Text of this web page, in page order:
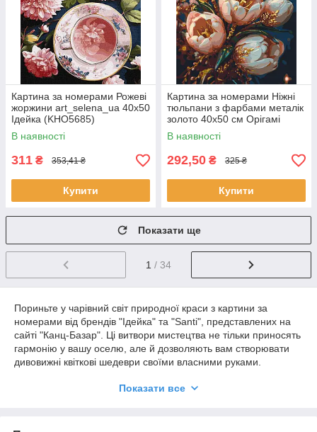
Картина за номерами Рожеві
жоржини art_selena_ua 40x50
Ідейка (KHO5685)
В наявності
311 ₴ 353,41 ₴
Купити
Картина за номерами Ніжні
тюльпани з фарбами металік
золото 40x50 см Орігамі
(LW3304)
В наявності
292,50 ₴ 325 ₴
Купити
Показати ще
1 / 34
Пориньте у чарівний світ природної краси з картини за
номерами від брендів "Ідейка" та "Santi", представлених на
сайті "Канц-Базар". Ці витвори мистецтва не тільки приносять
гармонію у вашу оселю, але й дозволяють вам створювати
дивовижні квіткові шедеври своїми власними руками.
акрилових фарб і пензля, а також докладну інструкцію. Навіть
Показати все